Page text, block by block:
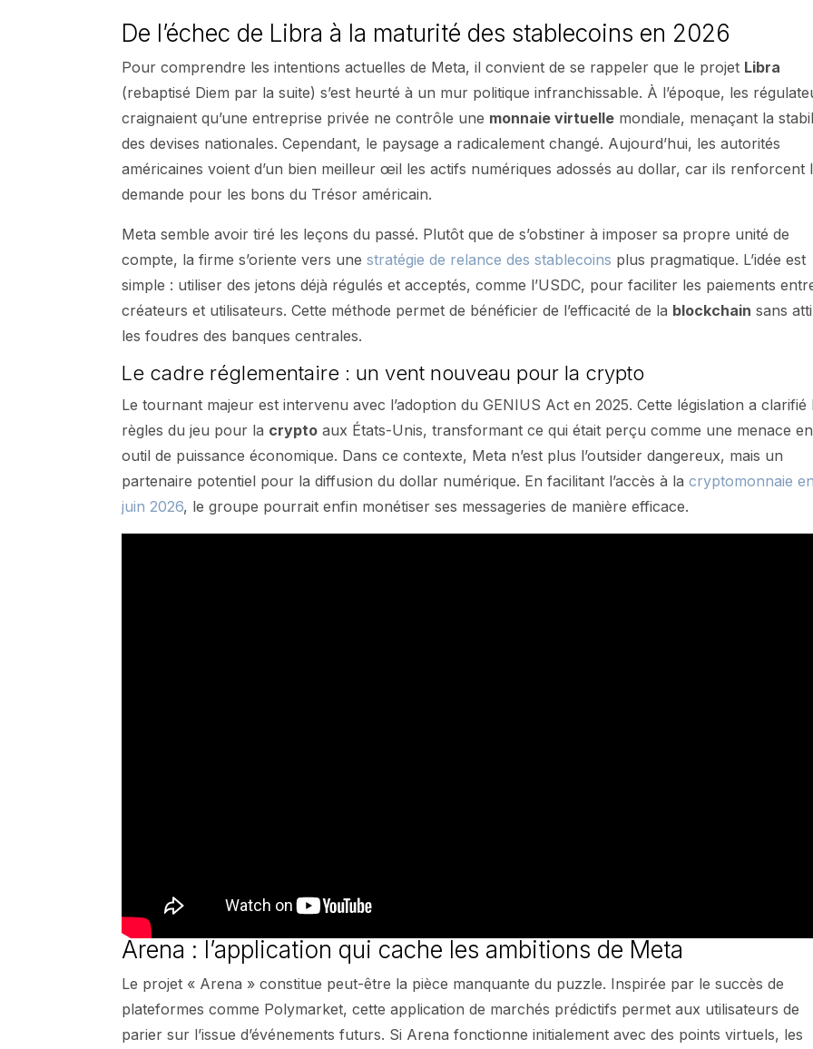
De l’échec de Libra à la maturité des stablecoins en 2026
Pour comprendre les intentions actuelles de Meta, il convient de se rappeler que le projet Libra
(rebaptisé Diem par la suite) s’est heurté à un mur politique infranchissable. À l’époque, les
craignaient qu’une entreprise privée ne contrôle une monnaie virtuelle mondiale, menaçant la
des devises nationales. Cependant, le paysage a radicalement changé. Aujourd’hui, les autorités
américaines voient d’un bien meilleur œil les actifs numériques adossés au dollar, car ils renforcent
demande pour les bons du Trésor américain.
Meta semble avoir tiré les leçons du passé. Plutôt que de s’obstiner à imposer sa propre unité de
compte, la firme s’oriente vers unestratégie de relance des stablecoins plus pragmatique. L’idée est
simple : utiliser des jetons déjà régulés et acceptés, comme l’USDC, pour faciliter les paiements
créateurs et utilisateurs. Cette méthode permet de bénéficier de l’efficacité de la blockchain sans
les foudres des banques centrales.
Le cadre réglementaire : un vent nouveau pour la crypto
Le tournant majeur est intervenu avec l’adoption du GENIUS Act en 2025. Cette législation a clarifié
règles du jeu pour la crypto aux États-Unis, transformant ce qui était perçu comme une menace
outil de puissance économique. Dans ce contexte, Meta n’est plus l’outsider dangereux, mais un
partenaire potentiel pour la diffusion du dollar numérique. En facilitant l’accès à lacryptomonnaie
juin 2026, le groupe pourrait enfin monétiser ses messageries de manière efficace.
Arena : l’application qui cache les ambitions de Meta
Le projet « Arena » constitue peut-être la pièce manquante du puzzle. Inspirée par le succès de
plateformes comme Polymarket, cette application de marchés prédictifs permet aux utilisateurs de
parier sur l’issue d’événements futurs. Si Arena fonctionne initialement avec des points virtuels, les